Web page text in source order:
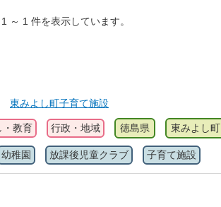
1 ～ 1 件を表示しています。
東みよし町子育て施設
・教育 行政・地域 徳島県 東みよし町
幼稚園 放課後児童クラブ 子育て施設